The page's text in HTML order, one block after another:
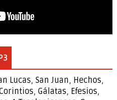
Lucas,San Juan, Hechos,
,Gálatas, Efesios,